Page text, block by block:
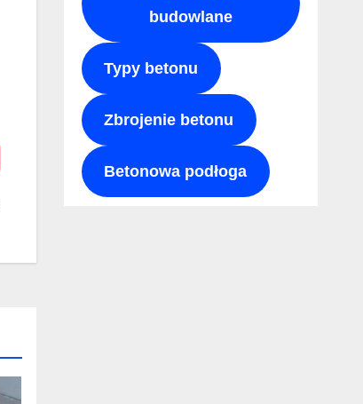
budowlane
Typy betonu
Zbrojenie betonu
Betonowa podłoga